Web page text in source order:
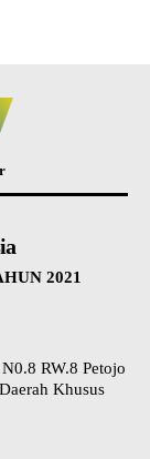
2021
RW.8 Petojo
Khusus